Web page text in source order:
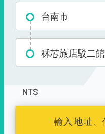
台南市
秝芯旅店駁二館
NT$
輸入地址